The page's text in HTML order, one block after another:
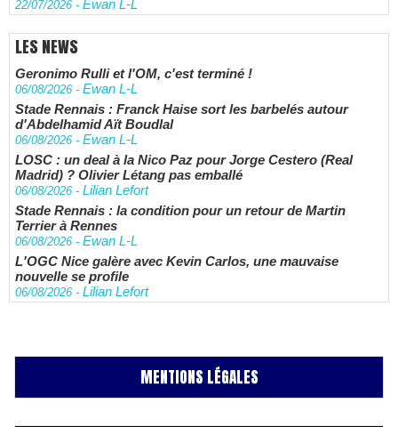
22/07/2026 - Ewan L-L
LES NEWS
Geronimo Rulli et l'OM, c'est terminé !
06/08/2026 - Ewan L-L
Stade Rennais : Franck Haise sort les barbelés autour
d'Abdelhamid Aït Boudlal
06/08/2026 - Ewan L-L
LOSC : un deal à la Nico Paz pour Jorge Cestero (Real
Madrid) ? Olivier Létang pas emballé
06/08/2026 - Lilian Lefort
Stade Rennais : la condition pour un retour de Martin
Terrier à Rennes
06/08/2026 - Ewan L-L
L'OGC Nice galère avec Kevin Carlos, une mauvaise
nouvelle se profile
06/08/2026 - Lilian Lefort
MENTIONS LÉGALES